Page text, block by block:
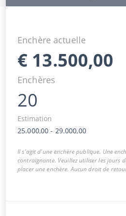
Enchère actuelle
€ 13.500,00
Enchères
20
Estimation
25.000,00 - 29.000,00
Il s'agit d'une enchère publique. Une
contraignante. Veuillez utiliser les jours
placer une enchère. Aucun droit de